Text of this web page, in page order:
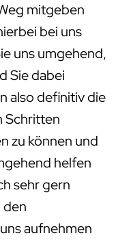
mitgeben
bei uns
uns umgehend,
Sie dabei
also definitiv die
Schritten
zu können und
helfen
sehr gern
den
aufnehmen